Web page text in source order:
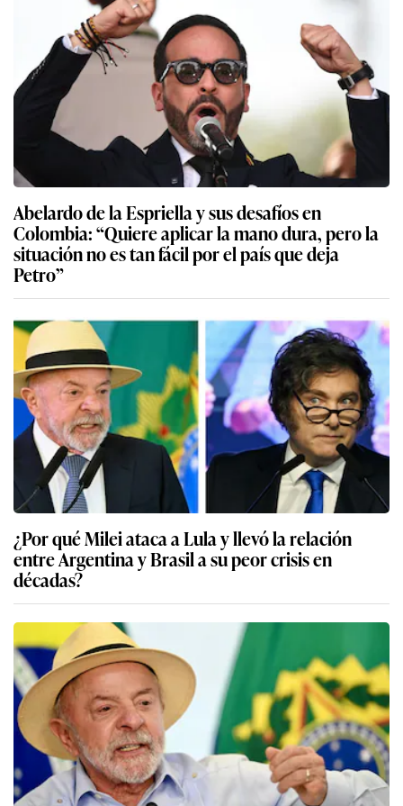
Abelardo de la Espriella y sus desafíos en
Colombia: “Quiere aplicar la mano dura, pero la
situación no es tan fácil por el país que deja
Petro”
¿Por qué Milei ataca a Lula y llevó la relación
entre Argentina y Brasil a su peor crisis en
décadas?